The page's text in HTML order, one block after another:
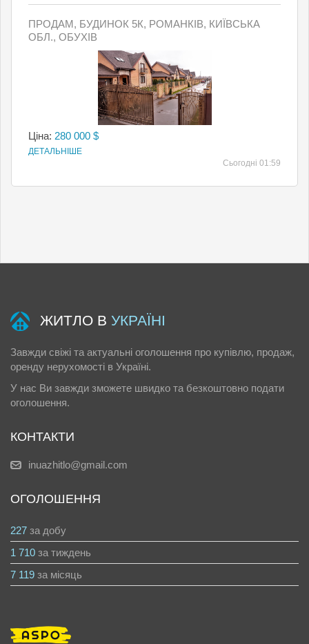
ПРОДАМ, БУДИНОК 5К, РОМАНКІВ, КИЇВСЬКА
ОБЛ., ОБУХІВ
Ціна: 280 000 $
ДЕТАЛЬНІШЕ
Сьогодні 01:59
ЖИТЛО В УКРАЇНІ
Завжди свіжі та актуальні оголошення про купівлю, продаж,
оренду нерухомості в Україні.
У нас Ви завжди зможете швидко та безкоштовно подати
оголошення.
КОНТАКТИ
inuazhitlo@gmail.com
ОГОЛОШЕННЯ
227 за добу
1 710 за тиждень
7 119 за місяць